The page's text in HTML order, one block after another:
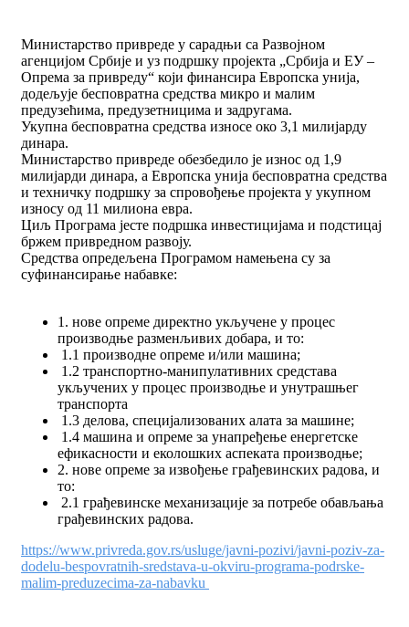
Министарство привреде у сарадњи са Развојном
агенцијом Србије и уз подршку пројекта „Србија и ЕУ –
Опрема за привреду“ који финансира Европска унија,
додељује бесповратна средства микро и малим
предузећима, предузетницима и задругама.
Укупна бесповратна средства износе око 3,1 милијарду
динара.
Министарство привреде обезбедило је износ од 1,9
милијарди динара, а Европска унија бесповратна средства
и техничку подршку за спровођење пројекта у укупном
износу од 11 милиона евра.
Циљ Програма јесте подршка инвестицијама и подстицај
бржем привредном развоју.
Средства опредељена Програмом намењена су за
суфинансирање набавке:
1. нове опреме директно укључене у процес
производње разменљивих добара, и то:
1.1 производне опреме и/или машина;
1.2 транспортно-манипулативних средстава
укључених у процес производње и унутрашњег
транспорта
1.3 делова, специјализованих алата за машине;
1.4 машинa и опремe за унапређење енергетске
ефикасности и еколошких аспеката производње;
2. нове опреме за извођење грађевинских радова, и
то:
2.1 грађевинске механизације за потребе обављања
грађевинских радова.
https://www.privreda.gov.rs/usluge/javni-pozivi/javni-poziv-za-
dodelu-bespovratnih-sredstava-u-okviru-programa-podrske-
malim-preduzecima-za-nabavku